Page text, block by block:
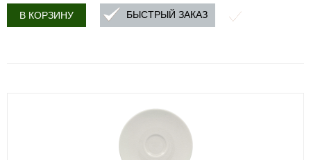
В КОРЗИНУ БЫСТРЫЙ ЗАКАЗ